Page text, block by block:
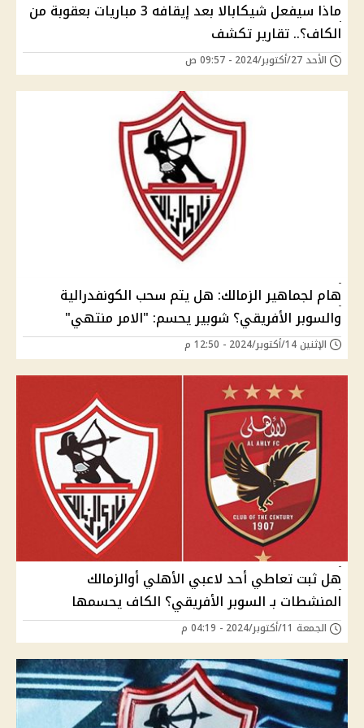
ماذا سيفعل شيكابالا بعد إيقافه 3 مباريات بعقوبة من
الكاف؟.. تقارير تكشف
الأحد 27/أكتوبر/2024 - 09:57 ص
هام لجماهير الزمالك: هل يتم سحب الكونفدرالية
والسوبر الأفريقي؟ شوبير يحسم: "الامر منتهي"
الإثنين 14/أكتوبر/2024 - 12:50 م
هل ثبت تعاطي أحد لاعبي الأهلي أوالزمالك
المنشطات بـ السوبر الأفريقي؟ الكاف يحسمها
الجمعة 11/أكتوبر/2024 - 04:19 م